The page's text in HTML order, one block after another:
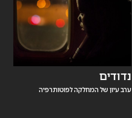
נדודים
ערב עיון של המחלקה לפוטותרפיה